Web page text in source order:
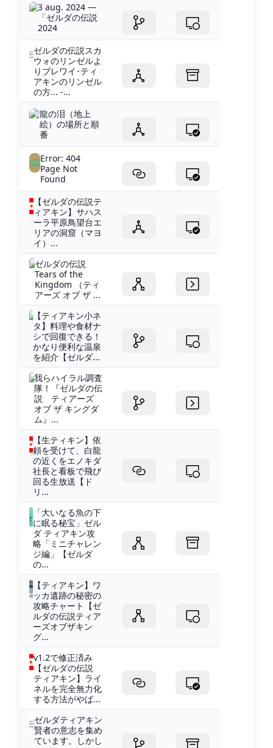
3 aug. 2024 —
「ゼルダの伝説
2024
ゼルダの伝説スカ
ウォのリンゼルよ
りブレワイ･ティ
アキンのリンゼル
の方... -...
龍の泪（地上
絵）の場所と順
番
Error: 404
Page Not
Found
【ゼルダの伝説テ
ィアキン】サハス
ーラ平原鳥望台エ
リアの洞窟（マヨ
イ）...
ゼルダの伝説
Tears of the
Kingdom （ティ
アーズ オブ ザ ...
【ティアキン小ネ
タ】料理や食材ナ
シで回復できる！
かなり便利な温泉
を紹介【ゼルダ...
我らハイラル調査
隊！『ゼルダの伝
説 ティアーズ
オブ ザ キングダ
ム』...
【生ティキン】依
頼を受けて、白龍
の近くをエノキダ
社長と看板で飛び
回る生放送【ド
リ...
「大いなる魚の下
に眠る秘宝」ゼル
ダ ティアキン攻
略「ミニチャレン
ジ編」【ゼルダ
の...
【ティアキン】ワ
ッカ遺跡の秘密の
攻略チャート【ゼ
ルダの伝説ティア
ーズオブザキン
グ...
v1.2で修正済み
【ゼルダの伝説
ティアキン】ライ
ネルを完全無力化
する方法がやば...
ゼルダティアキン
賢者の意志を集め
ています。しかし